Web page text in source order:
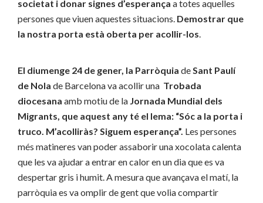
societat i donar signes d’esperança a totes aquelles
persones que viuen aquestes situacions. Demostrar que
la nostra porta està oberta per acollir-los.
El diumenge 24 de gener, la Parròquia deSant Paulí
de Nola de Barcelona vaacolliruna Trobada
diocesana amb motiu de la Jornada Mundial dels
Migrants, que aquest any té el lema: “Sóc a la porta i
truco. M’acolliràs? Siguem esperança”. Les persones
més matineres van poder assaborir una xocolata calenta
que les va ajudar a entrar en calor en un dia que es va
despertar gris i humit. A mesura que avançava el matí, la
parròquia es va omplir de gent que volia compartir